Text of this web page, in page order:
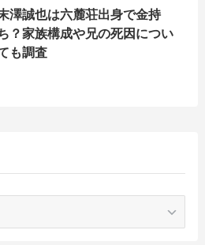
澤誠也は六麓荘出身で金持
？家族構成や兄の死因につい
も調査